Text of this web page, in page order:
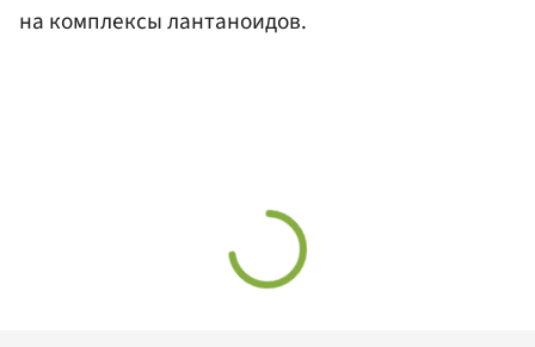
на комплексы лантаноидов.